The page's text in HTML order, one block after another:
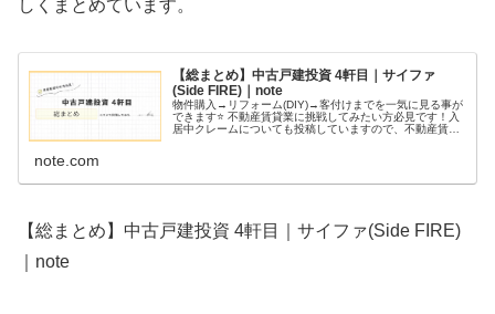
しくまとめています。
【総まとめ】中古戸建投資 4軒目｜サイファ
(Side FIRE)｜note
物件購入→リフォーム(DIY)→客付けまでを一気に見る事が
できます⭐ 不動産賃貸業に挑戦してみたい方必見です！入
居中クレームについても投稿していますので、不動産賃貸
note.com
【総まとめ】中古戸建投資 4軒目｜サイファ(Side FIRE)
｜note